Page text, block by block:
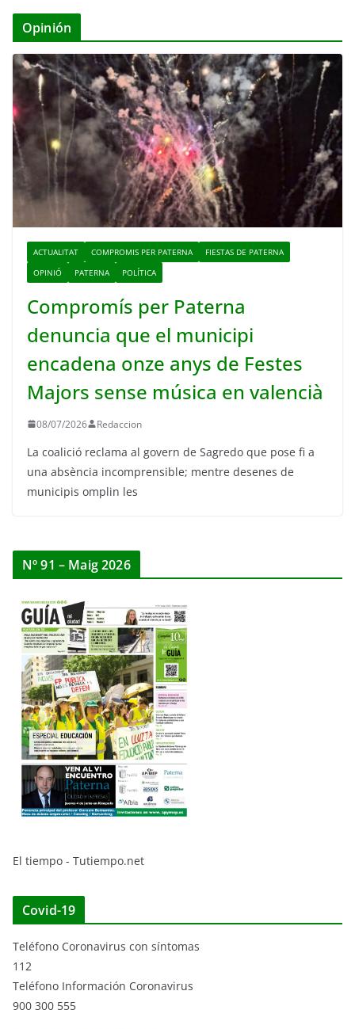
Opinión
ACTUALITAT COMPROMIS PER PATERNA
FIESTAS DE PATERNA
OPINIÓ
PATERNA POLÍTICA
Compromís per Paterna
denuncia que el municipi
encadena onze anys de Festes
Majors sense música en valencià
08/07/2026 Redaccion
La coalició reclama al govern de Sagredo que pose fi a
una absència incomprensible; mentre desenes de
municipis omplin les
Nº 91 – Maig 2026
El tiempo - Tutiempo.net
Covid-19
Teléfono Coronavirus con síntomas
112
Teléfono Información Coronavirus
900 300 555